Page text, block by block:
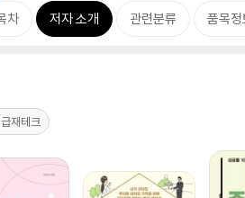
차 저자 소개 관련분류 품목정
재테크